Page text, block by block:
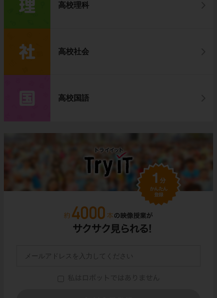
高校理科
高校社会
高校国語